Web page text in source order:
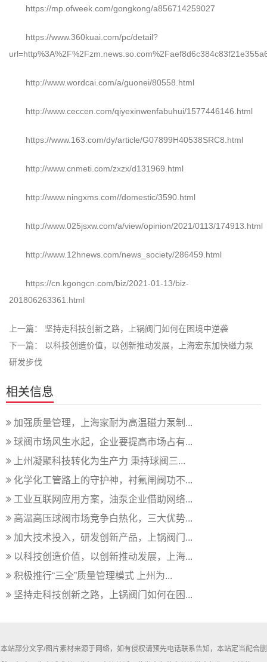
https://mp.ofweek.com/gongkong/a856714259027
https://www.360kuai.com/pc/detail?
http://www.wordcai.com/a/guonei/80558.html
http://www.ceccen.com/qiyexinwenfabuhui/1577446146.html
https://www.163.com/dy/article/G07899H40538SRC8.html
http://www.cnmeti.com/zxzx/d131969.html
http://www.ningxms.com//domestic/3590.html
http://www.025jsxw.com/a/view/opinion/2021/0113/174913.html
http://www.12hnews.com/news_society/286459.html
https://cn.kgongcn.com/biz/2021-01-13/biz-
201806263361.html
上一篇： 坚持走科技创新之路，上锅阀门如何在困境中逆袭
下一篇：
以科技创造价值，以创新推动发展，上海宏东加快磁力泵
研发步伐
相关信息
加强质量管理，上海家耐为高温磁力泵制...
球阀市场风生水起，企业要提高市场占有...
上州凝聚科技转化为生产力 秉持球阀三...
化学化工管路上的守护神，衬氟闸阀功不...
工业互联网应用方案，油泵企业借助网络...
高温高压球阀市场竞争白热化，三大优势...
加大技术投入，研发创新产品，上锅阀门...
以科技创造价值，以创新推动发展，上海...
积极推行“三全”质量管理模式 上州为...
坚持走科技创新之路，上锅阀门如何在困...
本站部分文字/图片素材来源于网络，如有侵权请预先电话联系告知，本站定当配合删